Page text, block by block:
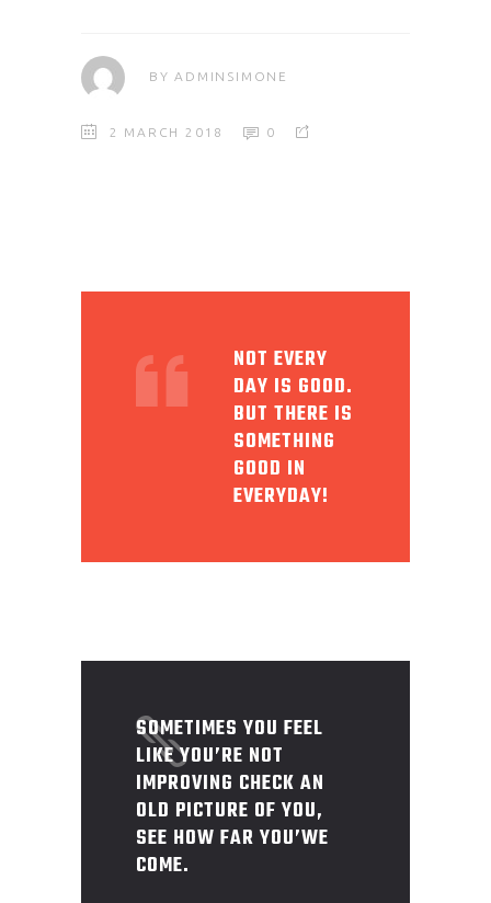
BYADMINSIMONE
2 MARCH 2018 0
NOT EVERY
DAY IS GOOD.
BUT THERE IS
SOMETHING
GOOD IN
EVERYDAY!
SOMETIMES YOU FEEL
LIKE YOU’RE NOT
IMPROVING CHECK AN
OLD PICTURE OF YOU,
SEE HOW FAR YOU’WE
COME.